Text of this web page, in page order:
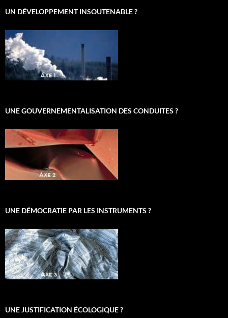
UN DÉVELOPPEMENT INSOUTENABLE ?
UNE GOUVERNEMENTALISATION DES CONDUITES ?
UNE DÉMOCRATIE PAR LES INSTRUMENTS ?
UNE JUSTIFICATION ÉCOLOGIQUE ?